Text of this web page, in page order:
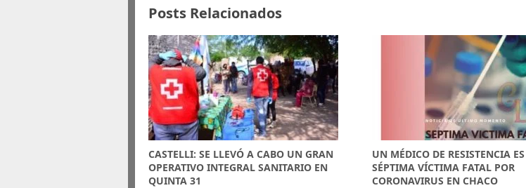
Posts Relacionados
CASTELLI: SE LLEVÓ A CABO UN GRAN
OPERATIVO INTEGRAL SANITARIO EN
QUINTA 31
UN MÉDICO DE RESISTENCIA
SÉPTIMA VÍCTIMA FATAL POR
CORONAVIRUS EN CHACO